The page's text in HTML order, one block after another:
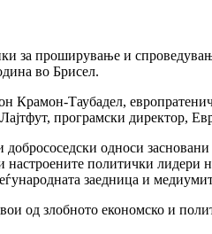
за проширување и
во Брисел.
Таубадел,
програмски директор,
односи
политички
заедница и
од злобното економско и